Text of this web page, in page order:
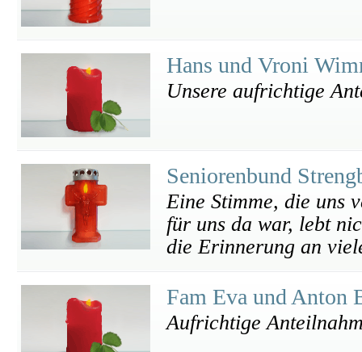
Hans und Vroni
Unsere aufrichtige
Seniorenbund
Eine Stimme, die uns
für uns da war, lebt
die Erinnerung an
Fam Eva und Anton
Aufrichtige